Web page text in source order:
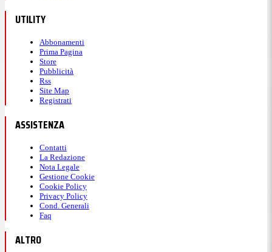
UTILITY
Abbonamenti
Prima Pagina
Store
Pubblicità
Rss
Site Map
Registrati
ASSISTENZA
Contatti
La Redazione
Nota Legale
Gestione Cookie
Cookie Policy
Privacy Policy
Cond. Generali
Faq
ALTRO